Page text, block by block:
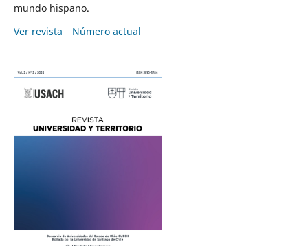
mundo hispano.
Ver revista
Número actual